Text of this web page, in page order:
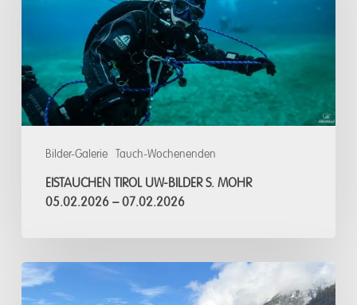
Bilder-Galerie Tauch-Wochenenden
05.02.2026
–
07.02.2026
EISTAUCHEN TIROL UW-BILDER S. MOHR
05.02.2026 – 07.02.2026
Eistauchen,
Tirol/